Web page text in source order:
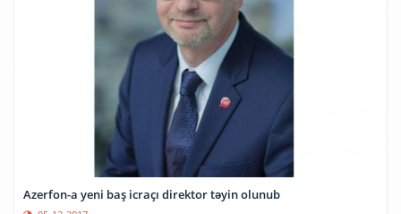
Azerfon-a​ yeni baş icraçı direktor təyin olunub